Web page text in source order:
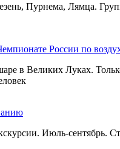
Пурнема, Лямца.
России по
в Великих Луках.
Июль-сентябрь.